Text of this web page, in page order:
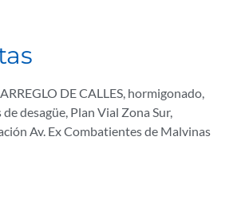
ARREGLO DE CALLES, hormigonado,
de desagüe, Plan Vial Zona Sur,
Av. Ex Combatientes de Malvinas